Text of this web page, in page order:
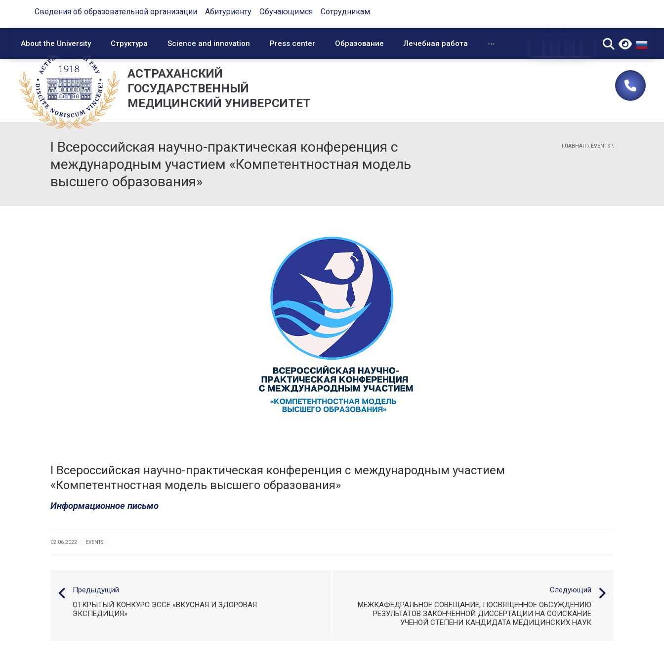
Сведения об образовательной организации Абитуриенту Обучающимся Сотрудникам
About the University Структура Science and innovation Press center Образование Лечебная работа ⋯ ▼
АСТРАХАНСКИЙ
ГОСУДАРСТВЕННЫЙ
МЕДИЦИНСКИЙ УНИВЕРСИТЕТ
I Всероссийская научно-практическая конференция с
международным участием «Компетентностная модель
высшего образования»
ГЛАВНАЯ \ EVENTS \
I Всероссийская научно-практическая конференция с международным участием
«Компетентностная модель высшего образования»
Информационное письмо
02.06.2022 EVENTS
Предыдущий
ОТКРЫТЫЙ КОНКУРС ЭССЕ «ВКУСНАЯ И ЗДОРОВАЯ
ЭКСПЕДИЦИЯ»
Следующий
МЕЖКАФЕДРАЛЬНОЕ СОВЕЩАНИЕ, ПОСВЯЩЕННОЕ ОБСУЖДЕНИЮ
РЕЗУЛЬТАТОВ ЗАКОНЧЕННОЙ ДИССЕРТАЦИИ НА СОИСКАНИЕ
УЧЕНОЙ СТЕПЕНИ КАНДИДАТА МЕДИЦИНСКИХ НАУК